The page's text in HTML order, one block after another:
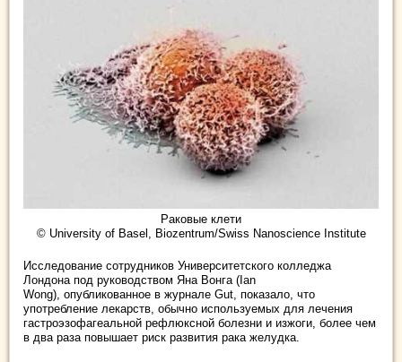
Раковые клети
© University of Basel, Biozentrum/Swiss Nanoscience Institute
Исследование сотрудников Университетского колледжа
Лондона под руководством Яна Вонга (Ian
Wong), опубликованное в журнале Gut, показало, что
употребление лекарств, обычно используемых для лечения
гастроэзофагеальной рефлюксной болезни и изжоги, более чем
в два раза повышает риск развития рака желудка.